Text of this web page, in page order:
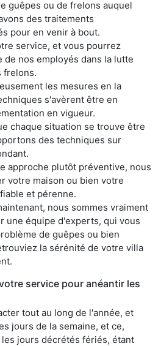
guêpes ou de frelons auquel
des traitements
pour en venir à bout.
service, et vous pourrez
nos employés dans la lutte
frelons.
les mesures en la
s'avèrent être en
en vigueur.
chaque situation se trouve être
des techniques sur
approche plutôt préventive, nous
votre maison ou bien votre
et pérenne.
nous sommes vraiment
une équipe d'experts, qui vous
de guêpes ou bien
la sérénité de votre villa
service pour anéantir les
tout au long de l'année, et
jours de la semaine, et ce,
jours décrétés fériés, étant